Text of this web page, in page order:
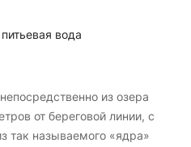
вода
из озера
от береговой линии, с
так называемого «ядра»